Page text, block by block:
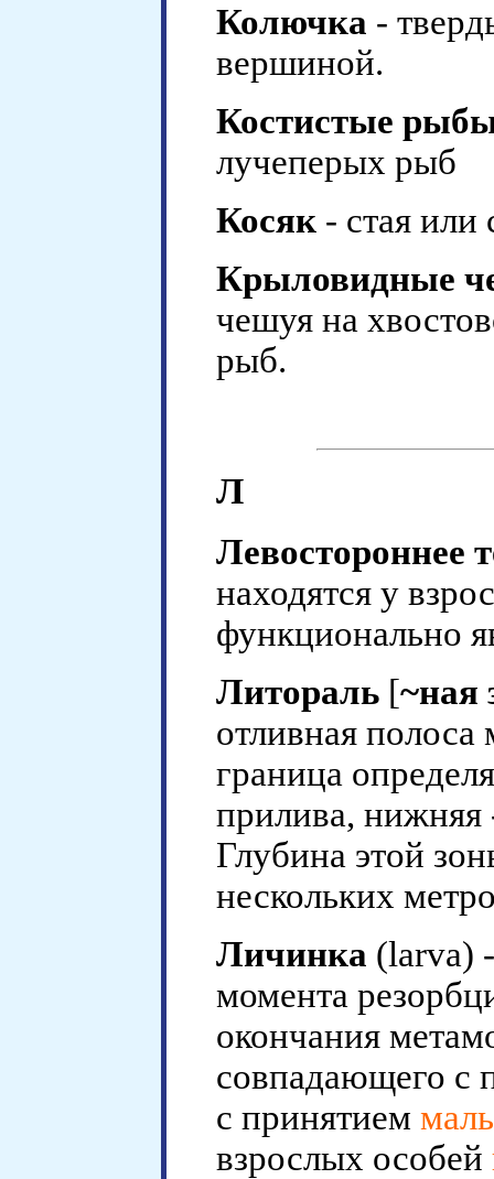
Колючка -
вершиной.
Костистые
лучеперых рыб
Косяк - стая или
Крыловидные
чешуя на
рыб.
Л
Левостороннее
находятся у
функционально
Литораль [~ная
отливная полоса
граница
прилива, нижняя
Глубина этой
нескольких
Личинка (larva)
момента
окончания
совпадающего с
с принятием
взрослых особей